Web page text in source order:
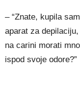
– “Znate, kupila
aparat za
na carini morati
ispod svoje odore?”